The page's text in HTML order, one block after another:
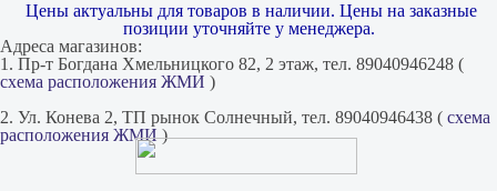
Цены актуальны для товаров в наличии. Цены на заказные
позиции уточняйте у менеджера.
Адреса магазинов:
1. Пр-т Богдана Хмельницкого 82, 2 этаж, тел. 89040946248 (
схема расположения ЖМИ )
2. Ул. Конева 2, ТП рынок Солнечный, тел. 89040946438 ( схема
расположения ЖМИ)